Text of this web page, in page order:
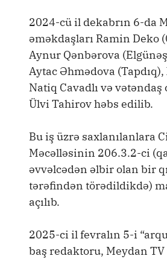
2024-cü il dekabrın 6-da
əməkdaşları Ramin Deko
Aynur Qənbərova
Aytac Əhmədova
Natiq Cavadlı və
Ülvi Tahirov həbs edilib.
Bu iş üzrə saxlanılanlara
Məcəlləsinin 206.3.2-ci
əvvəlcədən əlbir olan bir
tərəfindən törədildikdə)
açılıb.
2025-ci il fevralın 5-i
baş redaktoru, Meydan TV